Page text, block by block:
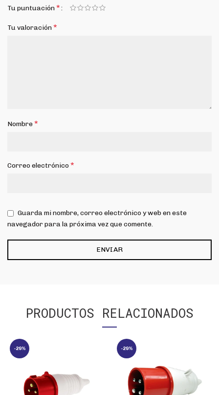
Tu puntuación*
Tu valoración*
Nombre*
Correo electrónico*
Guarda mi nombre, correo electrónico y web en este
navegador para la próxima vez que comente.
PRODUCTOS RELACIONADOS
-29% -29%